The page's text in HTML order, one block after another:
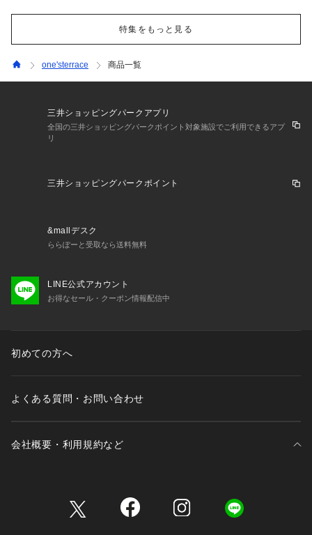
特集をもっと見る
one'sterrace 商品一覧
三井ショッピングパークアプリ
全国の三井ショッピングパークポイント対象施設でご利用できるアプ
リ
三井ショッピングパークポイント
&mallデスク
ららぽーと受取なら送料無料
LINE公式アカウント
お得なセール・クーポン情報配信中
初めての方へ
よくある質問・お問い合わせ
会社概要・利用規約など